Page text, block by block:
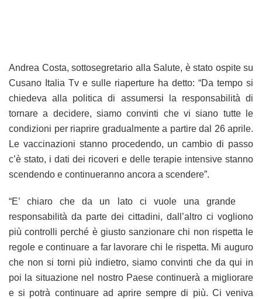
Andrea Costa, sottosegretario alla Salute, è stato ospite su
Cusano Italia Tv e sulle riaperture ha detto: “Da tempo si
chiedeva alla politica di assumersi la responsabilità di
tornare a decidere, siamo convinti che vi siano tutte le
condizioni per riaprire gradualmente a partire dal 26 aprile.
Le vaccinazioni stanno procedendo, un cambio di passo
c’è stato, i dati dei ricoveri e delle terapie intensive stanno
scendendo e continueranno ancora a scendere”.
“E’ chiaro che da un lato ci vuole una grande
responsabilità da parte dei cittadini, dall’altro ci vogliono
più controlli perché è giusto sanzionare chi non rispetta le
regole e continuare a far lavorare chi le rispetta. Mi auguro
che non si torni più indietro, siamo convinti che da qui in
poi la situazione nel nostro Paese continuerà a migliorare
e si potrà continuare ad aprire sempre di più. Ci veniva